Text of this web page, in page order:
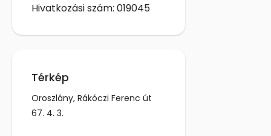
Hivatkozási szám: 019045
Térkép
Oroszlány, Rákóczi Ferenc út
67. 4. 3.